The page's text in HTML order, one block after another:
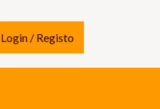
Login / Registo